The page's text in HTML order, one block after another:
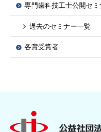
専門歯科技工士公開セミ
過去のセミナー一覧
各賞受賞者